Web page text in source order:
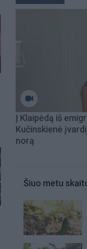
Į Klaipėdą iš
Kučinskienė
norą
Šiuo metu